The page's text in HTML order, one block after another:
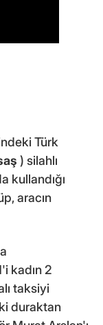
Türk
) silahlı
kullandığı
aracın
kadın 2
taksiyi
duraktan